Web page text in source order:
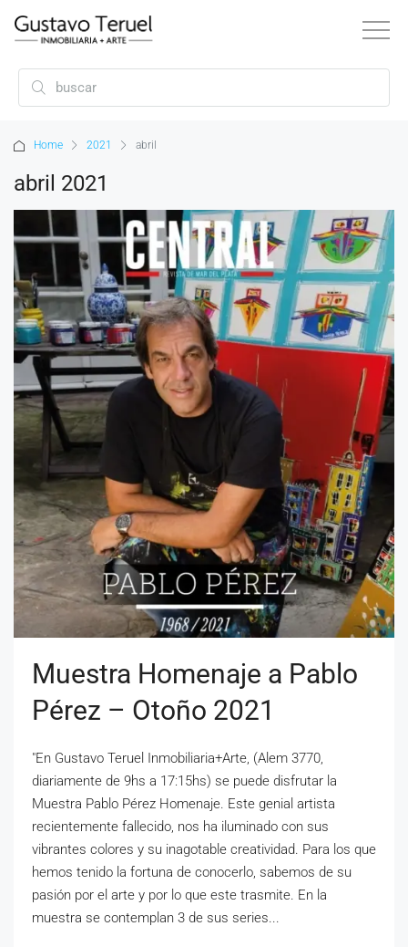
Home 2021 abril
abril 2021
Muestra Homenaje a Pablo
Pérez – Otoño 2021
"En Gustavo Teruel Inmobiliaria+Arte, (Alem 3770,
diariamente de 9hs a 17:15hs) se puede disfrutar la
Muestra Pablo Pérez Homenaje. Este genial artista
recientemente fallecido, nos ha iluminado con sus
vibrantes colores y su inagotable creatividad. Para los que
hemos tenido la fortuna de conocerlo, sabemos de su
pasión por el arte y por lo que este trasmite. En la
muestra se contemplan 3 de sus series...